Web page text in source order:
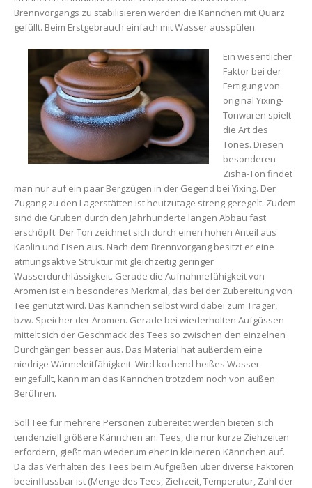
Brennvorgangs zu stabilisieren werden die Kännchen mit Quarz
gefüllt. Beim Erstgebrauch einfach mit Wasser ausspülen.
Ein wesentlicher
Faktor bei der
Fertigung von
original Yixing-
Tonwaren spielt
die Art des
Tones. Diesen
besonderen
Zisha-Ton findet
man nur auf ein paar Bergzügen in der Gegend bei Yixing. Der
Zugang zu den Lagerstätten ist heutzutage streng geregelt. Zudem
sind die Gruben durch den Jahrhunderte langen Abbau fast
erschöpft. Der Ton zeichnet sich durch einen hohen Anteil aus
Kaolin und Eisen aus. Nach dem Brennvorgang besitzt er eine
atmungsaktive Struktur mit gleichzeitig geringer
Wasserdurchlässigkeit. Gerade die Aufnahmefähigkeit von
Aromen ist ein besonderes Merkmal, das bei der Zubereitung von
Tee genutzt wird. Das Kännchen selbst wird dabei zum Träger,
bzw. Speicher der Aromen. Gerade bei wiederholten Aufgüssen
mittelt sich der Geschmack des Tees so zwischen den einzelnen
Durchgängen besser aus. Das Material hat außerdem eine
niedrige Wärmeleitfähigkeit. Wird kochend heißes Wasser
eingefüllt, kann man das Kännchen trotzdem noch von außen
Berühren.
Soll Tee für mehrere Personen zubereitet werden bieten sich
tendenziell größere Kännchen an. Tees, die nur kurze Ziehzeiten
erfordern, gießt man wiederum eher in kleineren Kännchen auf.
Da das Verhalten des Tees beim Aufgießen über diverse Faktoren
beeinflussbar ist (Menge des Tees, Ziehzeit, Temperatur, Zahl der